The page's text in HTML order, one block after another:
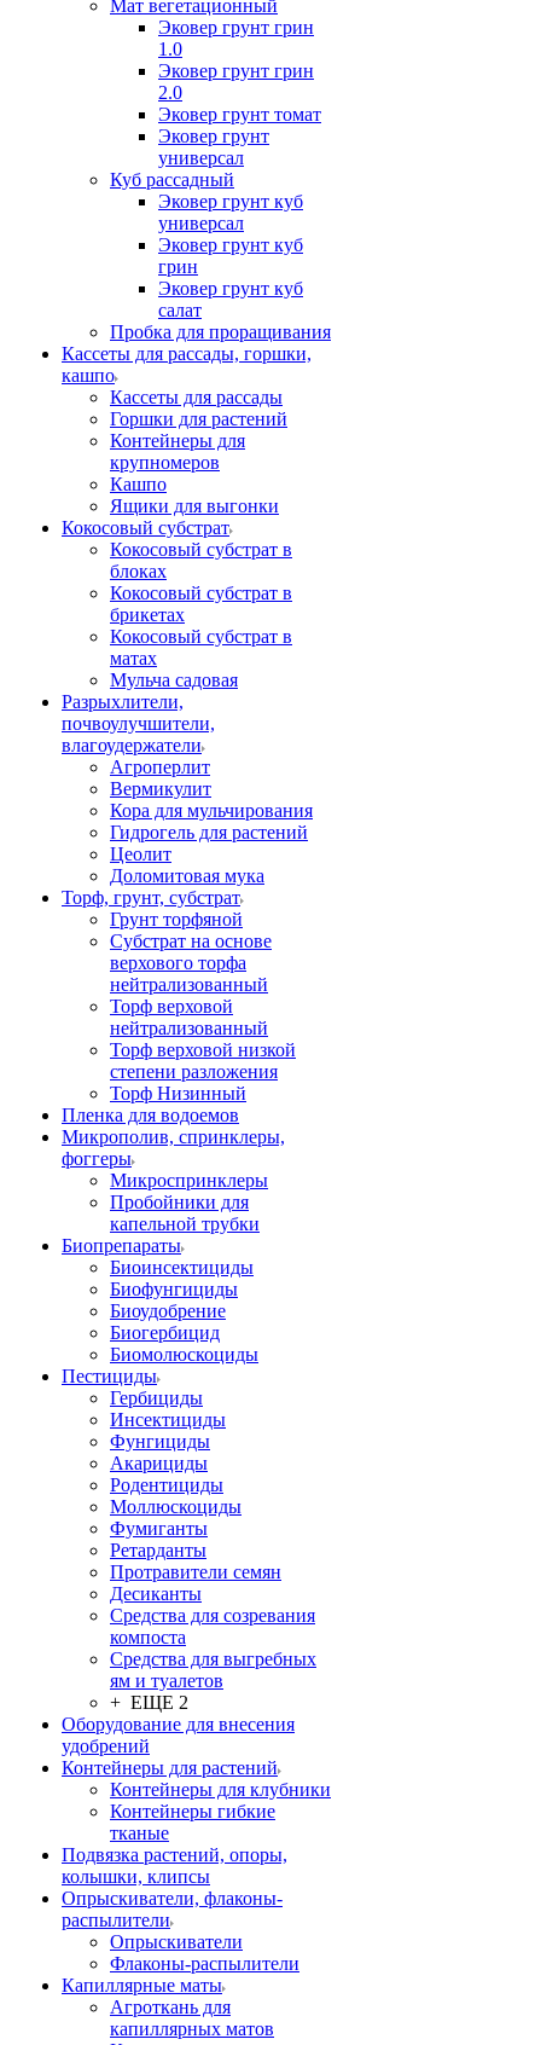
Мат вегетационный
Эковер грунт грин
1.0
Эковер грунт грин
2.0
Эковер грунт томат
Эковер грунт
универсал
Куб рассадный
Эковер грунт куб
универсал
Эковер грунт куб
грин
Эковер грунт куб
салат
Пробка для проращивания
Кассеты для рассады, горшки,
кашпо
Кассеты для рассады
Горшки для растений
Контейнеры для
крупномеров
Кашпо
Ящики для выгонки
Кокосовый субстрат
Кокосовый субстрат в
блоках
Кокосовый субстрат в
брикетах
Кокосовый субстрат в
матах
Мульча садовая
Разрыхлители,
почвоулучшители,
влагоудержатели
Агроперлит
Вермикулит
Кора для мульчирования
Гидрогель для растений
Цеолит
Доломитовая мука
Торф, грунт, субстрат
Грунт торфяной
Субстрат на основе
верхового торфа
нейтрализованный
Торф верховой
нейтрализованный
Торф верховой низкой
степени разложения
Торф Низинный
Пленка для водоемов
Микрополив, спринклеры,
фоггеры
Микроспринклеры
Пробойники для
капельной трубки
Биопрепараты
Биоинсектициды
Биофунгициды
Биоудобрение
Биогербицид
Биомолюскоциды
Пестициды
Гербициды
Инсектициды
Фунгициды
Акарициды
Родентициды
Моллюскоциды
Фумиганты
Ретарданты
Протравители семян
Десиканты
Средства для созревания
компоста
Средства для выгребных
ям и туалетов
+ ЕЩЕ 2
Оборудование для внесения
удобрений
Контейнеры для растений
Контейнеры для клубники
Контейнеры гибкие
тканые
Подвязка растений, опоры,
колышки, клипсы
Опрыскиватели, флаконы-
распылители
Опрыскиватели
Флаконы-распылители
Капиллярные маты
Агроткань для
капиллярных матов